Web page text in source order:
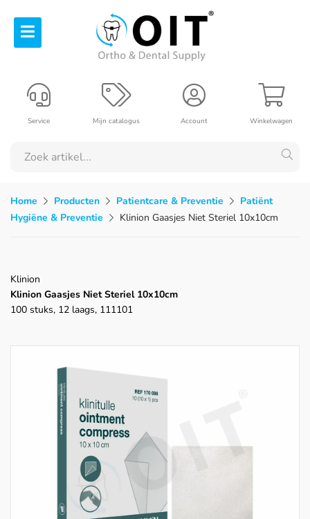
Winkelwagen
Account
Mijn catalogus
Service
Home Producten Patientcare & Preventie
Patiënt
Hygiëne & Preventie
Klinion Gaasjes Niet Steriel 10x10cm
Klinion
Klinion Gaasjes Niet Steriel 10x10cm
100 stuks, 12 laags, 111101